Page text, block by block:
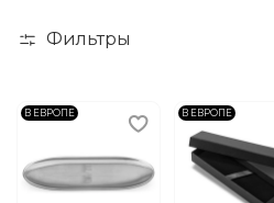
Фильтры
В ЕВРОПЕ В ЕВРОПЕ